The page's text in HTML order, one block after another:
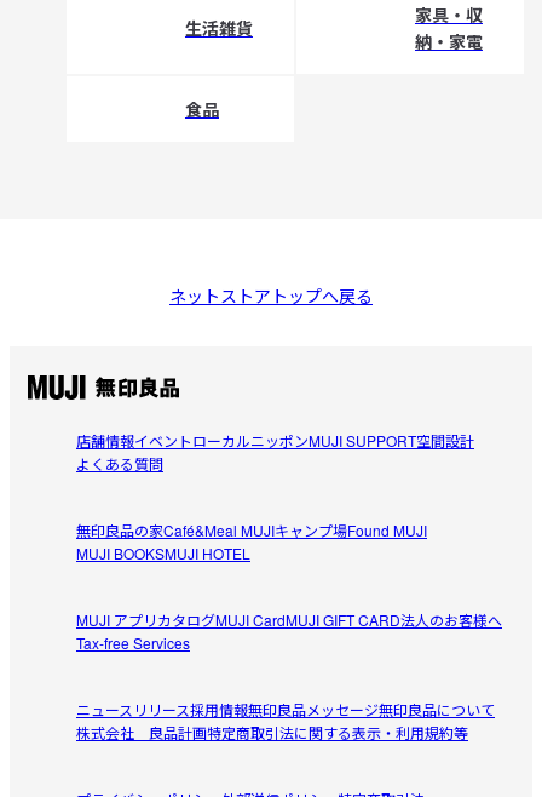
生活雑貨
家具・収
納・家電
食品
ネットストアトップへ戻る
店舗情報イベントローカルニッポンMUJI SUPPORT空間設計
よくある質問
無印良品の家Café&Meal MUJIキャンプ場Found MUJI
MUJI BOOKSMUJI HOTEL
MUJI アプリカタログMUJI CardMUJI GIFT CARD法人のお客様へ
Tax-free Services
ニュースリリース採用情報無印良品メッセージ無印良品について
株式会社 良品計画特定商取引法に関する表示・利用規約等